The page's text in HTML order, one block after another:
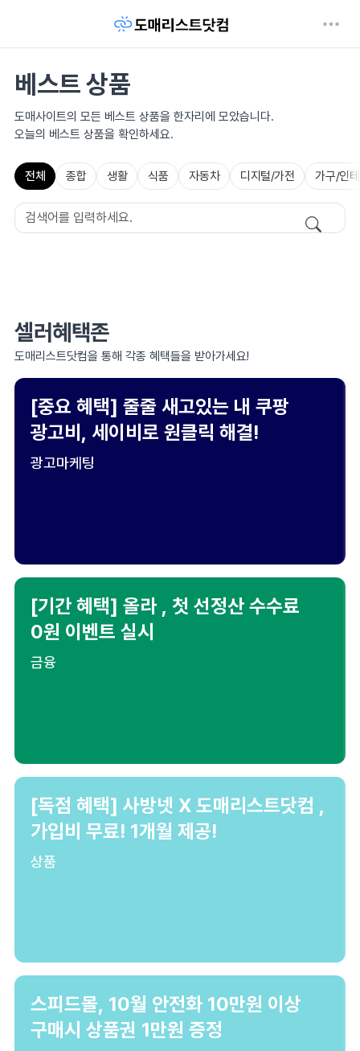
베스트 상품
도매사이트의 모든 베스트 상품을 한자리에 모았습니다.
오늘의 베스트 상품을 확인하세요.
전체 종합 생활 식품 자동차 디지털/가전 가구/인
셀러혜택존
도매리스트닷컴을 통해 각종 혜택들을 받아가세요!
[중요 혜택] 줄줄 새고있는 내 쿠팡
광고비, 세이비로 원클릭 해결!
광고마케팅
[기간 혜택] 올라 , 첫 선정산 수수료
0원 이벤트 실시
금융
[독점 혜택] 사방넷 X 도매리스트닷컴 ,
가입비 무료! 1개월 제공!
상품
스피드몰, 10월 안전화 10만원 이상
구매시 상품권 1만원 증정